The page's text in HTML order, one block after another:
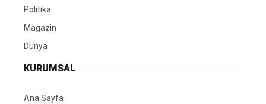
Politika
Magazin
Dünya
KURUMSAL
Ana Sayfa